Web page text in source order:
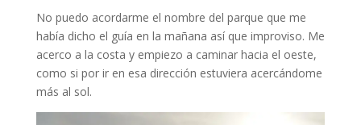
No puedo acordarme el nombre del parque que me
había dicho el guía en la mañana así que improviso. Me
acerco a la costa y empiezo a caminar hacia el oeste,
como si por ir en esa dirección estuviera acercándome
más al sol.